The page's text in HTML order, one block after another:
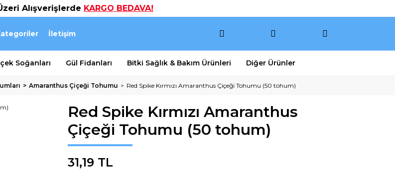
Alışverişlerde KARGO BEDAVA!
İletişim
Soğanları Gül Fidanları Bitki Sağlık & Bakım Ürünleri Diğer Ürünler
Amaranthus Çiçeği Tohumu Red Spike Kırmızı Amaranthus Çiçeği Tohumu (50 tohum)
Red Spike Kırmızı Amaranthus
Çiçeği Tohumu (50 tohum)
31,19 TL